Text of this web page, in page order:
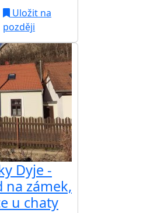
Uložit na
později
Dyje -
na zámek,
u chaty